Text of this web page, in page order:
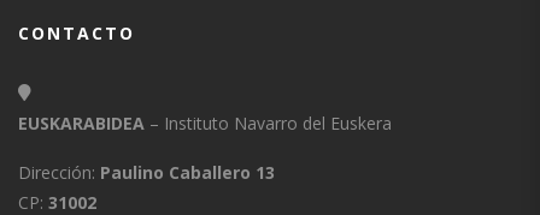
CONTACTO
EUSKARABIDEA – Instituto Navarro del Euskera
Dirección: Paulino Caballero 13
CP: 31002